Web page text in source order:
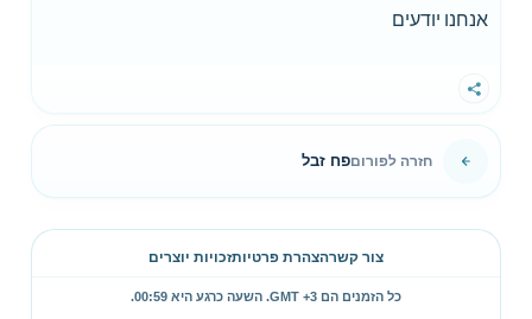
אנחנו יודעים
שתף
חזרה לפורוםפח זבל
צור קשרהצהרת פרטיותזכויות יוצרים
כל הזמנים הם GMT +3. השעה כרגע היא 00:59
.